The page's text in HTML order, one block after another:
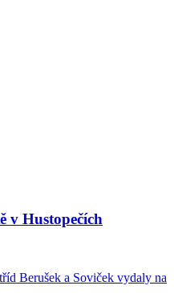
v Hustopečích
Berušek a Soviček vydaly na